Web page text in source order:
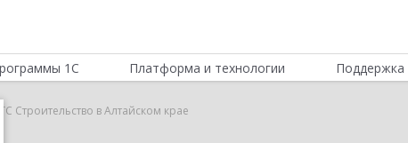
1С Платформа и технологии Поддержка
Строительство в Алтайском крае